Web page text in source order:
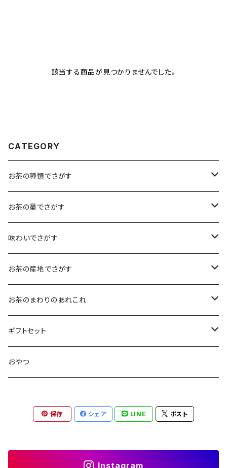
該当する商品が見つかりませんでした。
CATEGORY
お茶の種類でさがす
煎茶
小袋（12g）
大袋（70g）
抹茶
水出し煎茶
玄米茶
ほうじ茶
フレーバーティー
お茶の量でさがす
70ｇ
12ｇ
30g
▶︎ティーバッグ10個入
ティーバッグ1個入
ティーバッグ10個入り
100g
味わいでさがす
まろやか
すっきり
水出し煎茶
フルーティー
コクがある
お茶の産地でさがす
島根・鳥取のお茶
島根のお茶
鳥取のお茶
九州のお茶
八女茶
屋久島煎茶
近畿・東海のお茶
本山
お茶のまわりのあれこれ
フィルタインボトル
急須
ギフトセット
煎茶ギフト
抹茶ギフト
煎茶と干し柿ギフト
おやつ
保存 シェア LINE ポスト
Instagram